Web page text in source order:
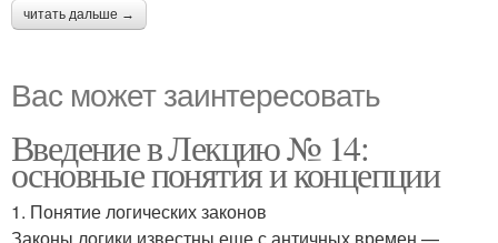
читать дальше →
Вас может заинтересовать
Введение в Лекцию № 14:
основные понятия и концепции
1. Понятие логических законов